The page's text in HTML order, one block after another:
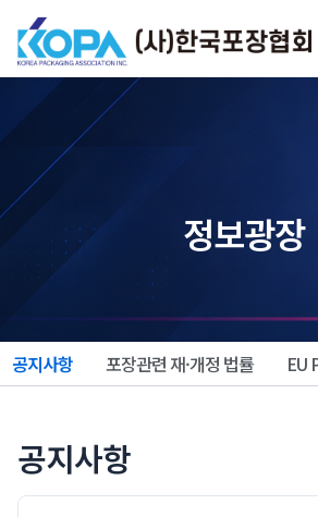
너
정보광장
공지사항 포장관련 재·개정 법률 EU
공지사항